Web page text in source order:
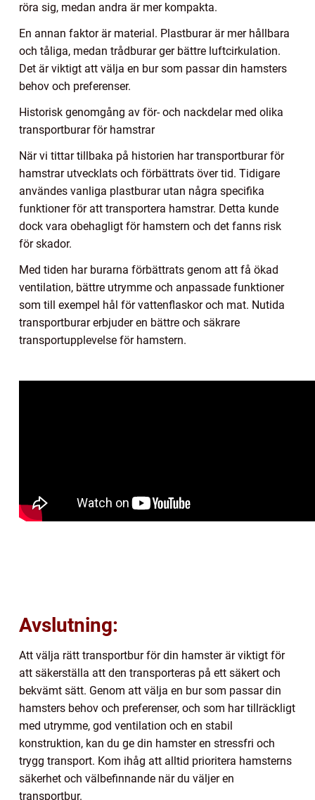
röra sig, medan andra är mer kompakta.
En annan faktor är material. Plastburar är mer hållbara
och tåliga, medan trådburar ger bättre luftcirkulation.
Det är viktigt att välja en bur som passar din hamsters
behov och preferenser.
Historisk genomgång av för- och nackdelar med olika
transportburar för hamstrar
När vi tittar tillbaka på historien har transportburar för
hamstrar utvecklats och förbättrats över tid. Tidigare
användes vanliga plastburar utan några specifika
funktioner för att transportera hamstrar. Detta kunde
dock vara obehagligt för hamstern och det fanns risk
för skador.
Med tiden har burarna förbättrats genom att få ökad
ventilation, bättre utrymme och anpassade funktioner
som till exempel hål för vattenflaskor och mat. Nutida
transportburar erbjuder en bättre och säkrare
transportupplevelse för hamstern.
Avslutning:
Att välja rätt transportbur för din hamster är viktigt för
att säkerställa att den transporteras på ett säkert och
bekvämt sätt. Genom att välja en bur som passar din
hamsters behov och preferenser, och som har tillräckligt
med utrymme, god ventilation och en stabil
konstruktion, kan du ge din hamster en stressfri och
trygg transport. Kom ihåg att alltid prioritera hamsterns
säkerhet och välbefinnande när du väljer en
transportbur.